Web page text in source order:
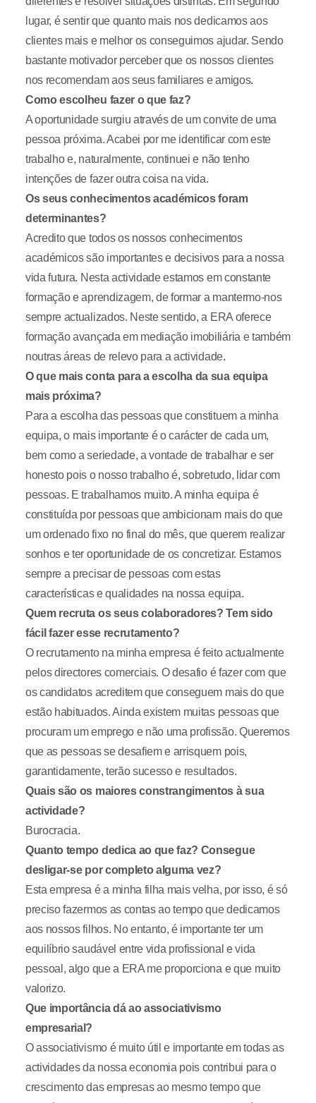
lugar, é sentir que quanto mais nos dedicamos aos
clientes mais e melhor os conseguimos ajudar. Sendo
bastante motivador perceber que os nossos clientes
nos recomendam aos seus familiares e amigos.
Como escolheu fazer o que faz?
A oportunidade surgiu através de um convite de uma
pessoa próxima. Acabei por me identificar com este
trabalho e, naturalmente, continuei e não tenho
intenções de fazer outra coisa na vida.
Os seus conhecimentos académicos foram
determinantes?
Acredito que todos os nossos conhecimentos
académicos são importantes e decisivos para a nossa
vida futura. Nesta actividade estamos em constante
formação e aprendizagem, de formar a mantermo-nos
sempre actualizados. Neste sentido, a ERA oferece
formação avançada em mediação imobiliária e também
noutras áreas de relevo para a actividade.
O que mais conta para a escolha da sua equipa
mais próxima?
Para a escolha das pessoas que constituem a minha
equipa, o mais importante é o carácter de cada um,
bem como a seriedade, a vontade de trabalhar e ser
honesto pois o nosso trabalho é, sobretudo, lidar com
pessoas. E trabalhamos muito. A minha equipa é
constituída por pessoas que ambicionam mais do que
um ordenado fixo no final do mês, que querem realizar
sonhos e ter oportunidade de os concretizar. Estamos
sempre a precisar de pessoas com estas
características e qualidades na nossa equipa.
Quem recruta os seus colaboradores? Tem sido
fácil fazer esse recrutamento?
O recrutamento na minha empresa é feito actualmente
pelos directores comerciais. O desafio é fazer com que
os candidatos acreditem que conseguem mais do que
estão habituados. Ainda existem muitas pessoas que
procuram um emprego e não uma profissão. Queremos
que as pessoas se desafiem e arrisquem pois,
garantidamente, terão sucesso e resultados.
Quais são os maiores constrangimentos à sua
actividade?
Burocracia.
Quanto tempo dedica ao que faz? Consegue
desligar-se por completo alguma vez?
Esta empresa é a minha filha mais velha, por isso, é só
preciso fazermos as contas ao tempo que dedicamos
aos nossos filhos. No entanto, é importante ter um
equilíbrio saudável entre vida profissional e vida
pessoal, algo que a ERA me proporciona e que muito
valorizo.
Que importância dá ao associativismo
empresarial?
O associativismo é muito útil e importante em todas as
actividades da nossa economia pois contribui para o
crescimento das empresas ao mesmo tempo que